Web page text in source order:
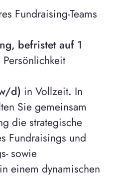
Fundraising-Teams
befristet auf 1
d) in Vollzeit. In
Sie gemeinsam
die strategische
Fundraisings und
sowie
einem dynamischen